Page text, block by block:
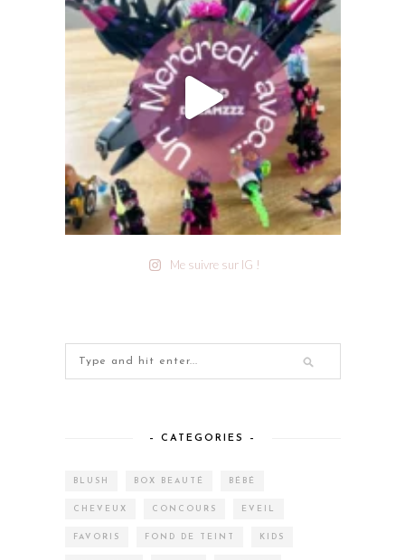
Me suivre sur IG !
– CATEGORIES –
BLUSH BOX BEAUTÉ BÉBÉ
CHEVEUX CONCOURS EVEIL
FAVORIS FOND DE TEINT KIDS